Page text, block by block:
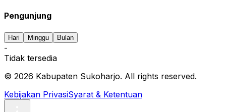
Pengunjung
Hari Minggu Bulan
-
Tidak tersedia
© 2026 Kabupaten Sukoharjo. All rights reserved.
Kebijakan PrivasiSyarat & Ketentuan